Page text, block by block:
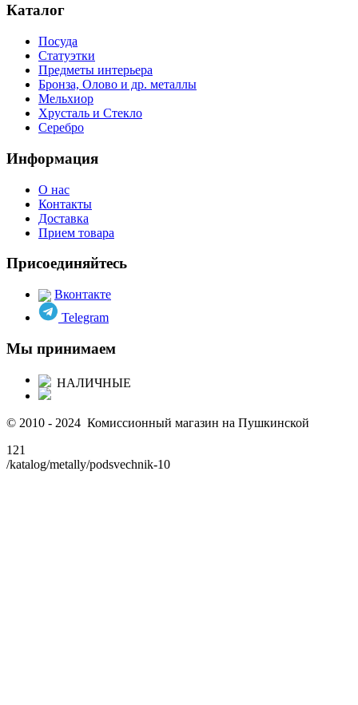
Каталог
Посуда
Статуэтки
Предметы интерьера
Бронза, Олово и др. металлы
Мельхиор
Хрусталь и Стекло
Серебро
Информация
О нас
Контакты
Доставка
Прием товара
Присоединяйтесь
Вконтакте
Telegram
Мы принимаем
НАЛИЧНЫЕ
© 2010 - 2024 Комиссионный магазин на Пушкинской
121
/katalog/metally/podsvechnik-10